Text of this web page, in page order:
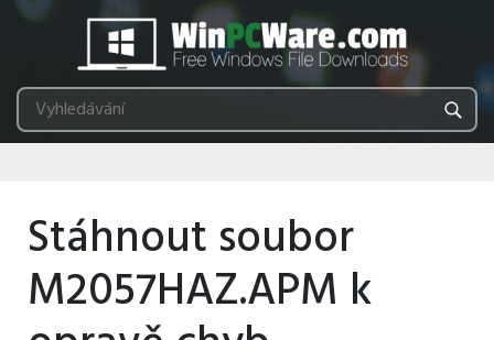
Stáhnout soubor
M2057HAZ.APM k